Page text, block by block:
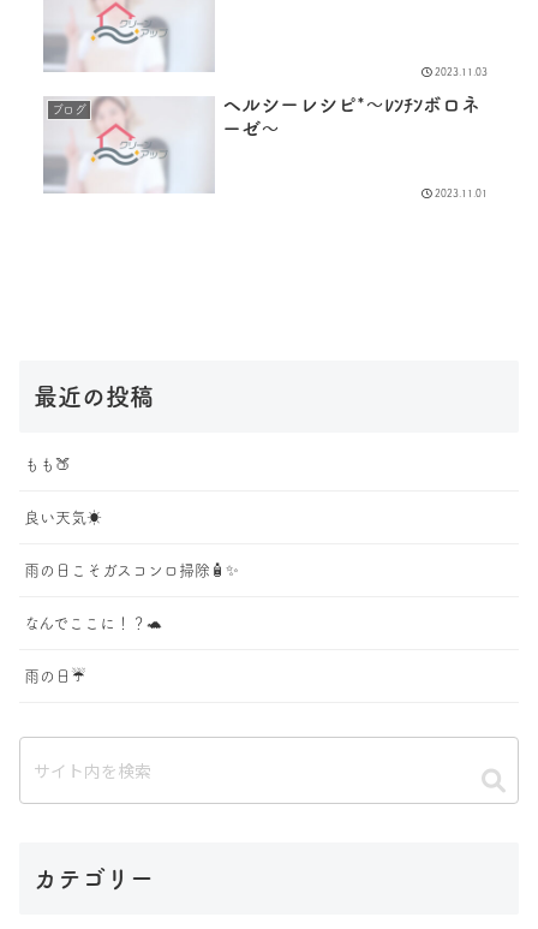
2023.11.03
ブログ
ヘルシーレシピ*〜ﾚﾝﾁﾝボロネ
ーゼ〜
2023.11.01
最近の投稿
もも🍑
良い天気☀️
雨の日こそガスコンロ掃除🧴✨
なんでここに！？🐢
雨の日☔️
カテゴリー